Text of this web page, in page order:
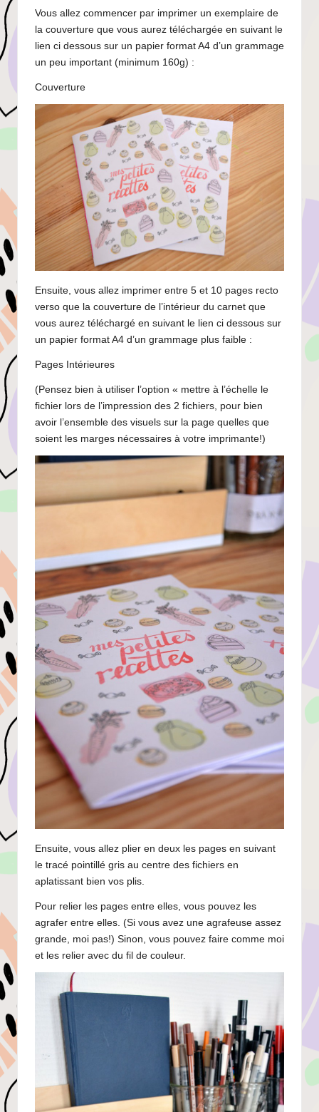
Vous allez commencer par imprimer un exemplaire de
la couverture que vous aurez téléchargée en suivant le
lien ci dessous sur un papier format A4 d’un grammage
un peu important (minimum 160g) :
Couverture
Ensuite, vous allez imprimer entre 5 et 10 pages recto
verso que la couverture de l’intérieur du carnet que
vous aurez téléchargé en suivant le lien ci dessous sur
un papier format A4 d’un grammage plus faible :
Pages Intérieures
(Pensez bien à utiliser l’option « mettre à l’échelle le
fichier lors de l’impression des 2 fichiers, pour bien
avoir l’ensemble des visuels sur la page quelles que
soient les marges nécessaires à votre imprimante!)
Ensuite, vous allez plier en deux les pages en suivant
le tracé pointillé gris au centre des fichiers en
aplatissant bien vos plis.
Pour relier les pages entre elles, vous pouvez les
agrafer entre elles. (Si vous avez une agrafeuse assez
grande, moi pas!) Sinon, vous pouvez faire comme moi
et les relier avec du fil de couleur.